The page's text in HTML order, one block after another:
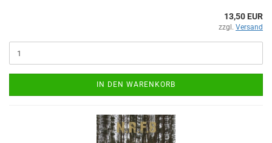
13,50 EUR
zzgl. Versand
IN DEN WARENKORB